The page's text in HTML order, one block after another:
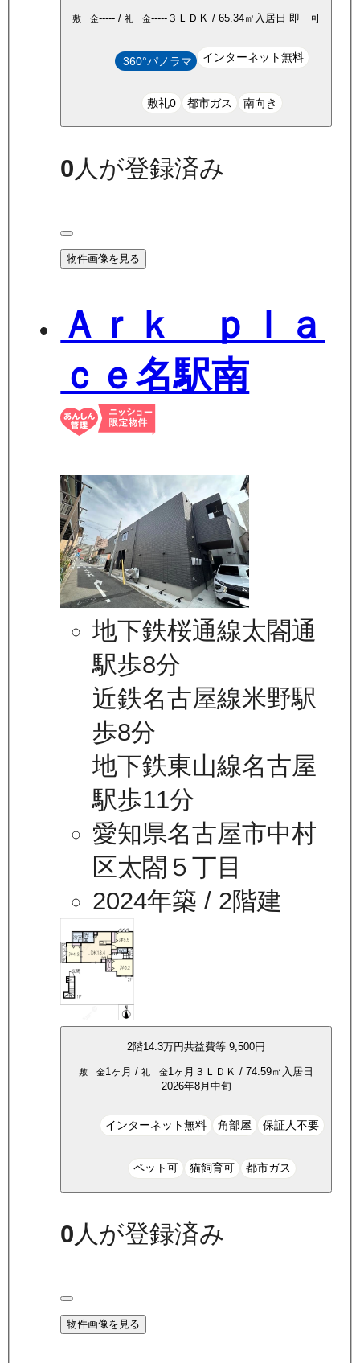
敷 金-----/ 礼 金-----３ＬＤＫ / 65.34㎡ 入居日 即 可
360°パノラマ インターネット無料
敷礼0 都市ガス 南向き
0 人が登録済み
物件画像を見る
Ａｒｋ ｐｌａ
ｃｅ名駅南
地下鉄桜通線太閤通
駅歩8分
近鉄名古屋線米野駅
歩8分
地下鉄東山線名古屋
駅歩11分
愛知県名古屋市中村
区太閤５丁目
2024年築 / 2階建
2階14.3万円共益費等 9,500円
敷 金1ヶ月 / 礼 金1ヶ月 ３ＬＤＫ / 74.59㎡ 入居日
2026年8月中旬
インターネット無料 角部屋 保証人不要
ペット可 猫飼育可 都市ガス
0 人が登録済み
物件画像を見る